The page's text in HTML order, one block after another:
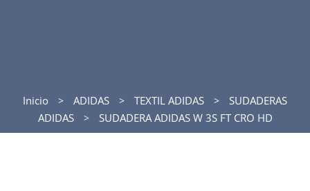
Inicio ADIDAS TEXTIL ADIDAS
SUDADERAS
ADIDAS
SUDADERA ADIDAS W 3S FT CRO HD